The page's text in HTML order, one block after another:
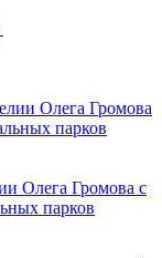
Олега Громова с
парков